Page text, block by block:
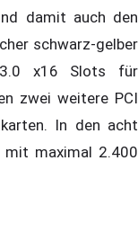
damit auch den
schwarz-gelber
x16 Slots für
zwei weitere PCI
In den acht
mit maximal 2.400